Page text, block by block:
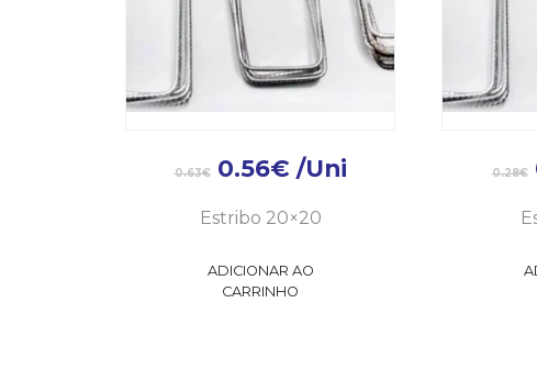
0.63€ 0.56€ /Uni
Estribo 20×20
ADICIONAR AO
CARRINHO
0.28€